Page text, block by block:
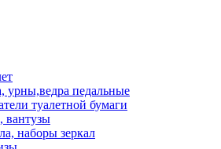
урны,ведра педальные
туалетной бумаги
вантузы
наборы зеркал